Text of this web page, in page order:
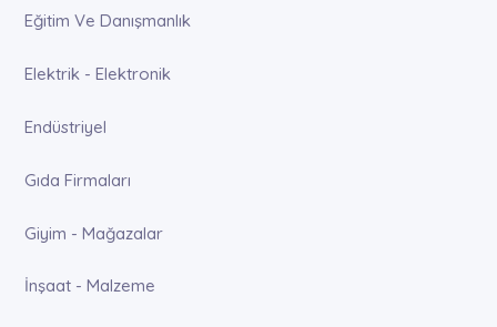
Eğitim Ve Danışmanlık
Elektrik - Elektronik
Endüstriyel
Gıda Firmaları
Giyim - Mağazalar
İnşaat - Malzeme